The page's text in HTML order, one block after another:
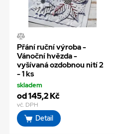
Přání ruční výroba -
Vánoční hvězda -
vyšívaná ozdobnou nití 2
- 1 ks
skladem
od 145,2 Kč
vč. DPH
Detail